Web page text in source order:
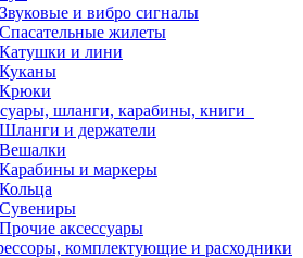
Звуковые и вибро сигналы
Спасательные жилеты
Катушки и лини
Куканы
Крюки
шланги, карабины, книги
Шланги и держатели
Вешалки
Карабины и маркеры
Кольца
Сувениры
Прочие аксессуары
комплектующие и расходники